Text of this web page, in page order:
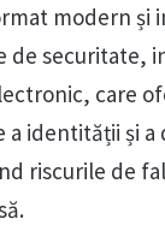
modern și
de securitate,
care
a identității și a
riscurile de